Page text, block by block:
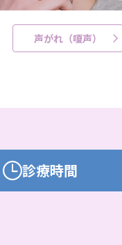
声がれ（嗄声）
診療時間